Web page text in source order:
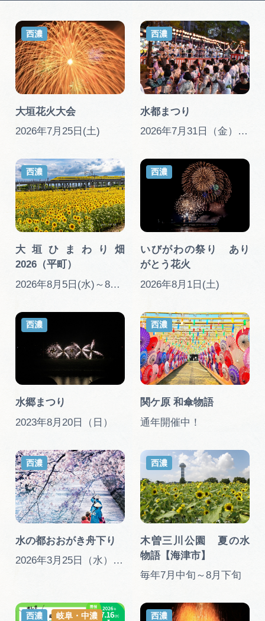
岐阜県観光データベース
旅行会社・観光事業者の皆様へ
フォトライブラリー
動画ライブラリー
お問い合わせ
広告掲載
サイトポリシー
大垣花火大会
西濃
2026年7月25日(土)
水都まつり
西濃
2026年7月31日（金）～2日（日）
大垣ひまわり畑
2026（平町）
西濃
2026年8月5日(水)～8月23日(日)※予告なく変更することがあります
いびがわの祭り あり
がとう花火
西濃
2026年8月1日(土)
水郷まつり
西濃
2023年8月20日（日）
関ケ原 和傘物語
西濃
通年開催中！
水の都おおがき舟下り
西濃
2026年3月25日（水）から4月5日（日） ※雨天中止
木曽三川公園 夏の水
物語【海津市】
西濃
毎年7月中旬～8月下旬
西濃 岐阜・中濃 西濃